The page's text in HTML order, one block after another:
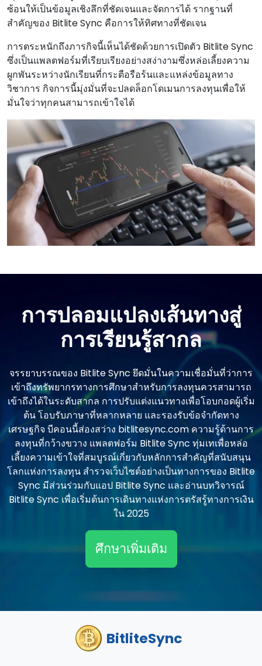
ซ้อนให้เป็นข้อมูลเชิงลึกที่ชัดเจนและจัดการได้ รากฐานที่
สําคัญของ Bitlite Sync คือการให้ทิศทางที่ชัดเจน
การตระหนักถึงภารกิจนี้เห็นได้ชัดด้วยการเปิดตัว Bitlite Sync
ซึ่งเป็นแพลตฟอร์มที่เรียบเรียงอย่างสง่างามซึ่งหล่อเลี้ยงความ
ผูกพันระหว่างนักเรียนที่กระตือรือร้นและแหล่งข้อมูลทาง
วิชาการ กิจการนี้มุ่งมั่นที่จะปลดล็อกโดเมนการลงทุนเพื่อให้
มั่นใจว่าทุกคนสามารถเข้าใจได้
การปลอมแปลงเส้นทางสู่
การเรียนรู้สากล
จรรยาบรรณของ Bitlite Sync ยึดมั่นในความเชื่อมั่นที่ว่าการ
เข้าถึงทรัพยากรทางการศึกษาสําหรับการลงทุนควรสามารถ
เข้าถึงได้ในระดับสากล การปรับแต่งแนวทางเพื่อโอบกอดผู้เริ่ม
ต้น โอบรับภาษาที่หลากหลาย และรองรับข้อจํากัดทาง
เศรษฐกิจ บีคอนนี้ส่องสว่าง bitlitesync.com ความรู้ด้านการ
ลงทุนที่กว้างขวาง แพลตฟอร์ม Bitlite Sync ทุ่มเทเพื่อหล่อ
เลี้ยงความเข้าใจที่สมบูรณ์เกี่ยวกับหลักการสําคัญที่สนับสนุน
โลกแห่งการลงทุน สํารวจเว็บไซต์อย่างเป็นทางการของ Bitlite
Sync มีส่วนร่วมกับแอป Bitlite Sync และอ่านบทวิจารณ์
Bitlite Sync เพื่อเริ่มต้นการเดินทางแห่งการตรัสรู้ทางการเงิน
ใน 2025
ศึกษาเพิ่มเติม
BitliteSync